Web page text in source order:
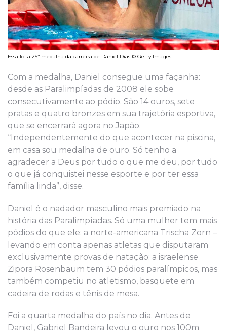
Essa foi a 25ª medalha da carreira de Daniel Dias © Getty Images
Com a medalha, Daniel consegue uma façanha:
desde as Paralimpíadas de 2008 ele sobe
consecutivamente ao pódio. São 14 ouros, sete
pratas e quatro bronzes em sua trajetória esportiva,
que se encerrará agora no Japão.
“Independentemente do que acontecer na piscina,
em casa sou medalha de ouro. Só tenho a
agradecer a Deus por tudo o que me deu, por tudo
o que já conquistei nesse esporte e por ter essa
família linda”, disse.
Daniel é o nadador masculino mais premiado na
história das Paralimpíadas. Só uma mulher tem mais
pódios do que ele: a norte-americana Trischa Zorn –
levando em conta apenas atletas que disputaram
exclusivamente provas de natação; a israelense
Zipora Rosenbaum tem 30 pódios paralímpicos, mas
também competiu no atletismo, basquete em
cadeira de rodas e tênis de mesa.
Foi a quarta medalha do país no dia. Antes de
Daniel, Gabriel Bandeira levou o ouro nos 100m